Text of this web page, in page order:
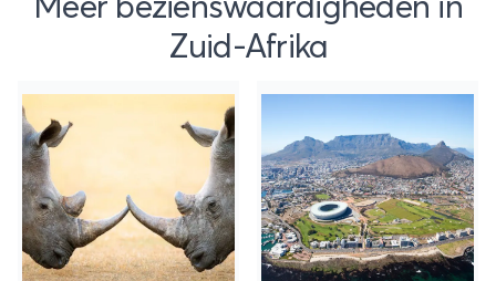
Meer bezienswaardigheden in
Zuid-Afrika